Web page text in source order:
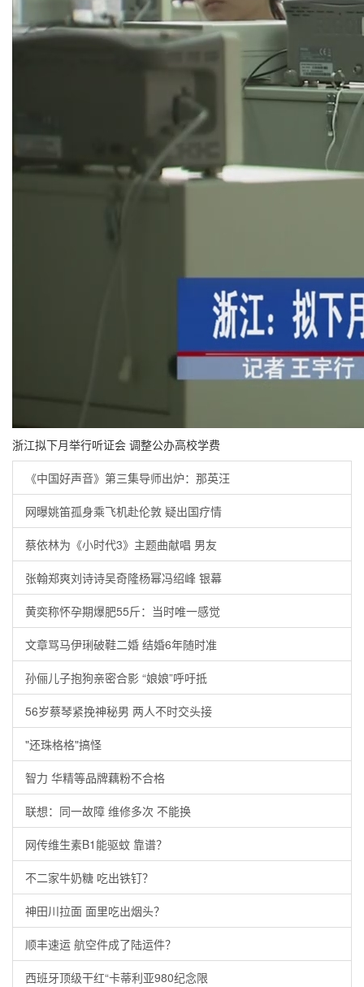
浙江拟下月举行听证会 调整公办高校学费
《中国好声音》第三集导师出炉：那英汪
网曝姚笛孤身乘飞机赴伦敦 疑出国疗情
蔡依林为《小时代3》主题曲献唱 男友
张翰郑爽刘诗诗吴奇隆杨幂冯绍峰 银幕
黄奕称怀孕期爆肥55斤：当时唯一感觉
文章骂马伊琍破鞋二婚 结婚6年随时准
孙俪儿子抱狗亲密合影 “娘娘”呼吁抵
56岁蔡琴紧挽神秘男 两人不时交头接
"还珠格格"搞怪
智力 华精等品牌藕粉不合格
联想：同一故障 维修多次 不能换
网传维生素B1能驱蚊 靠谱？
不二家牛奶糖 吃出铁钉？
神田川拉面 面里吃出烟头？
顺丰速运 航空件成了陆运件？
西班牙顶级干红“卡蒂利亚980纪念限